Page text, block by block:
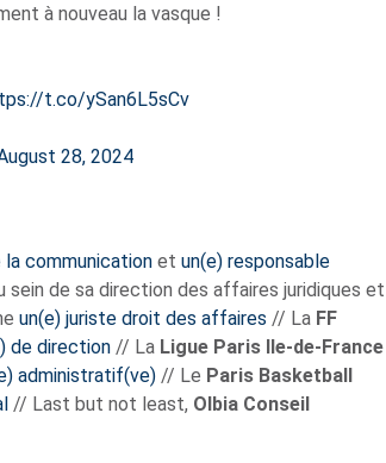
à nouveau la vasque !
t.co/ySan6L5sCv
28, 2024
communication et un(e) responsable
sein de sa direction des affaires juridiques et
un(e) juriste droit des affaires // La FF
de direction // La Ligue Paris Ile-de-France
administratif(ve) // Le Paris Basketball
// Last but not least, Olbia Conseil